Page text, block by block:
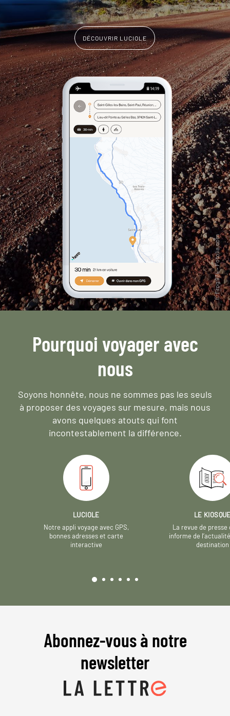
DÉCOUVRIR LUCIOLE
Pourquoi voyager avec
nous
Soyons honnête, nous ne sommes pas les seuls
à proposer des voyages sur mesure, mais nous
avons quelques atouts qui font
incontestablement la différence.
LUCIOLE
Notre appli voyage avec GPS,
bonnes adresses et carte
interactive
LE
La revue de presse
informe de
destination
Abonnez-vous à notre
newsletter